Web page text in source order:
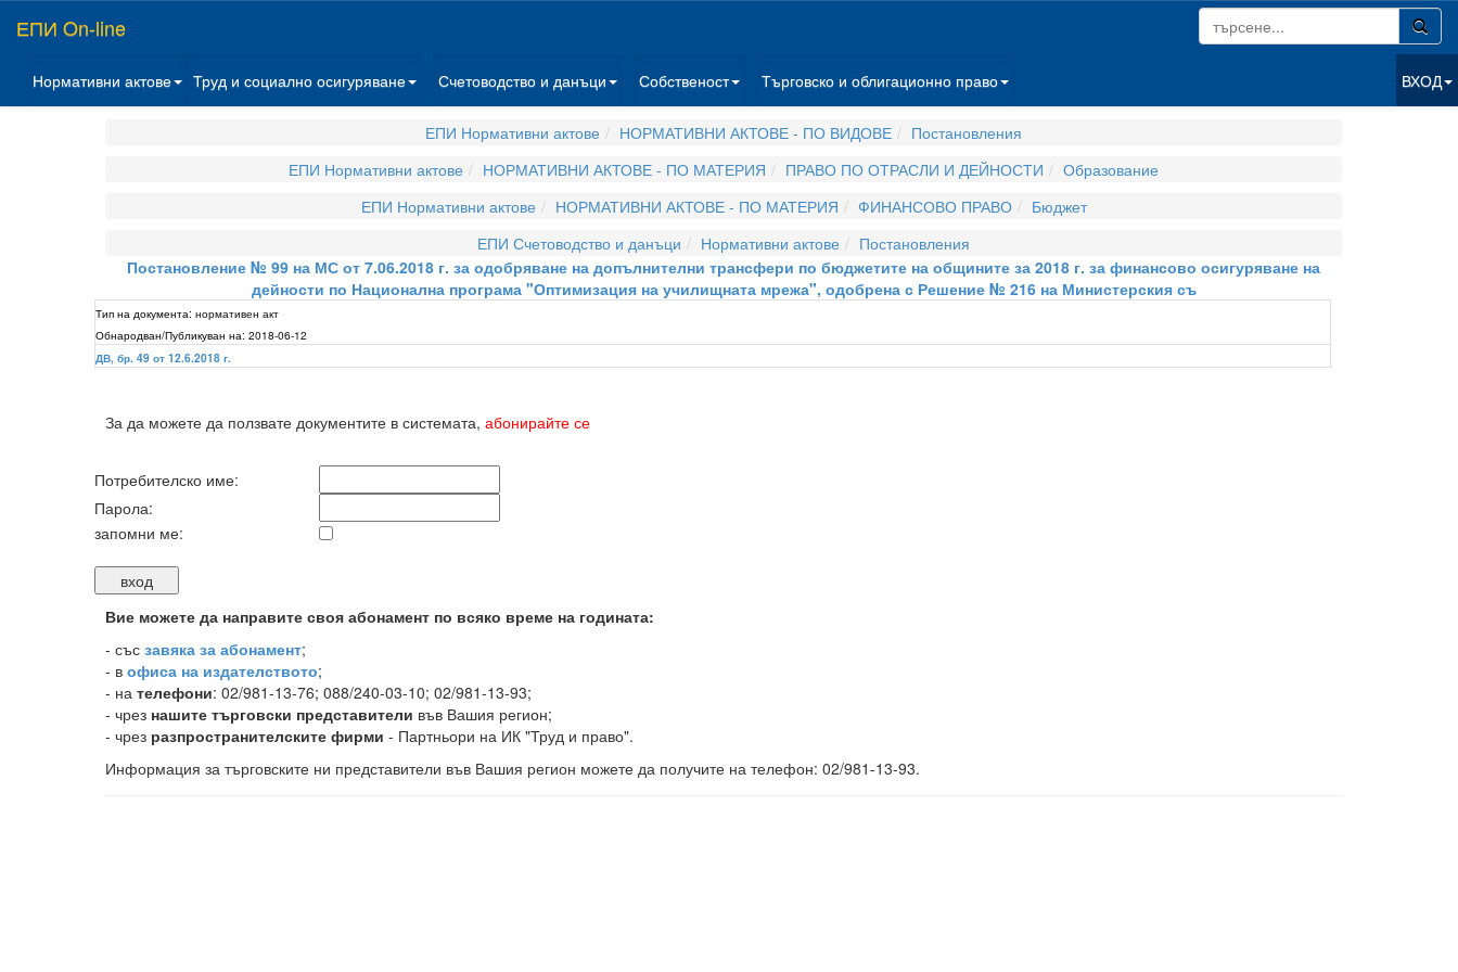
ЕПИ On-line
Нормативни актове Труд и социално осигуряване Счетоводство и данъци Собственост Търговско и облигационно право ВХОД
ЕПИ Нормативни актове НОРМАТИВНИ АКТОВЕ - ПО ВИДОВЕ
Постановления
ЕПИ Нормативни актове
НОРМАТИВНИ АКТОВЕ - ПО МАТЕРИЯ ПРАВО ПО ОТРАСЛИ И ДЕЙНОСТИ
Образование
ЕПИ Нормативни актове
НОРМАТИВНИ АКТОВЕ - ПО МАТЕРИЯ ФИНАНСОВО ПРАВО
Бюджет
ЕПИ Счетоводство и данъци
Нормативни актове
Постановления
Постановление № 99 на МС от 7.06.2018 г. за одобряване на допълнителни трансфери по бюджетите на общините за 2018 г. за финансово осигуряване на
дейности по Национална програма "Оптимизация на училищната мрежа", одобрена с Решение № 216 на Министерския съ
Тип на документа: нормативен акт
Обнародван/Публикуван на: 2018-06-12
ДВ, бр. 49 от 12.6.2018 г.
За да можете да ползвате документите в системата, абонирайте се
Потребителско име:
Парола:
запомни ме:
Вие можете да направите своя абонамент по всяко време на годината:
- със завяка за абонамент;
- в офиса на издателството;
- на телефони: 02/981-13-76; 088/240-03-10; 02/981-13-93;
- чрез нашите търговски представители във Вашия регион;
- чрез разпространителските фирми - Партньори на ИК "Труд и право".
Информация за търговските ни представители във Вашия регион можете да получите на телефон: 02/981-13-93.